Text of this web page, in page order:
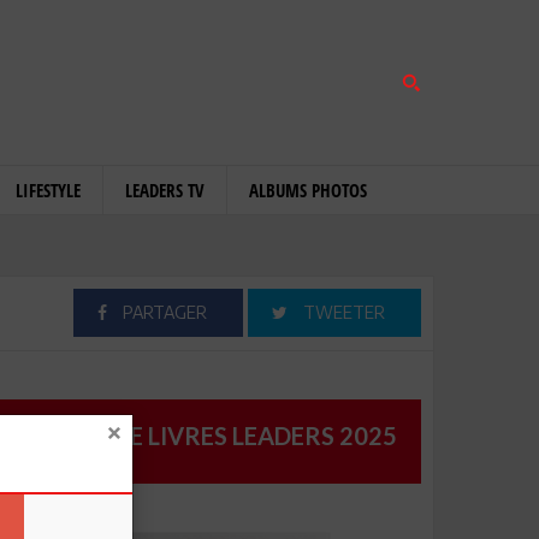
LIFESTYLE LEADERS TV ALBUMS PHOTOS
PARTAGER TWEETER
CATALOGUE LIVRES LEADERS 2025